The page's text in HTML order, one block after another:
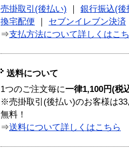
売掛取引(後払い)
銀行振込(後
換宅配便
セブンイレブン決済
⇒支払方法について詳しくはこ
送料について
1つのご注文毎に一律1,100円(税
※売掛取引(後払い)のお客様は
無料！
⇒送料について詳しくはこちら